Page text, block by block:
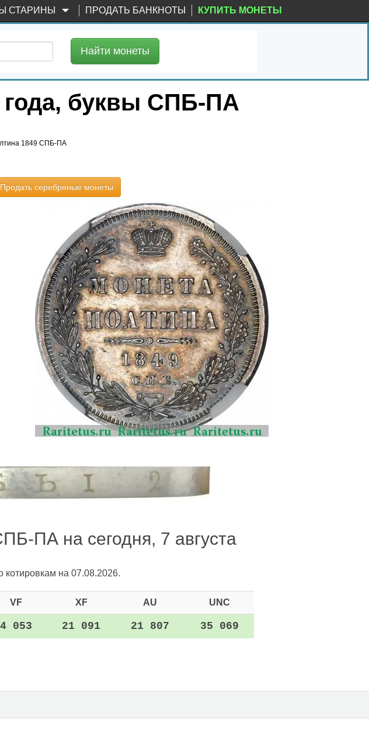
СТАРИНЫ ПРОДАТЬ БАНКНОТЫ КУПИТЬ МОНЕТЫ
Найти монеты
года, буквы СПБ-ПА
1849 СПБ-ПА
Продать серебряные монеты
ПА на сегодня, 7 августа
котировкам на 07.08.2026.
VF XF AU UNC
4 053 21 091 21 807 35 069